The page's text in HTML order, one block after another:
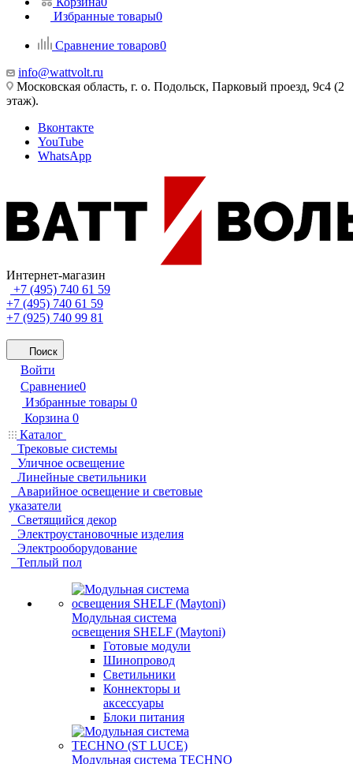
Избранные товары0
Сравнение товаров0
info@wattvolt.ru
Московская область, г. о. Подольск, Парковый проезд, 9с4 (2
этаж).
Вконтакте
YouTube
WhatsApp
Интернет-магазин
+7 (495) 740 61 59
+7 (495) 740 61 59
+7 (925) 740 99 81
Поиск
Войти
Сравнение0
Избранные товары 0
Корзина 0
Каталог
Трековые системы
Уличное освещение
Линейные светильники
Аварийное освещение и световые
указатели
Светящийся декор
Электроустановочные изделия
Электрооборудование
Теплый пол
Модульная система
освещения SHELF (Maytoni)
Готовые модули
Шинопровод
Светильники
Коннекторы и
аксессуары
Блоки питания
Модульная система TECHNO